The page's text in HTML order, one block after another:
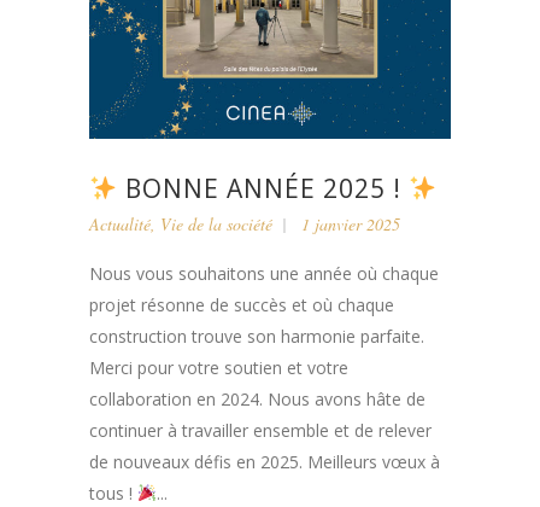
BONNE ANNÉE 2025 !
Actualité Vie de la société 1 janvier 2025
Nous vous souhaitons une année où chaque
projet résonne de succès et où chaque
construction trouve son harmonie parfaite.
Merci pour votre soutien et votre
collaboration en 2024. Nous avons hâte de
continuer à travailler ensemble et de relever
de nouveaux défis en 2025. Meilleurs vœux à
tous !
...